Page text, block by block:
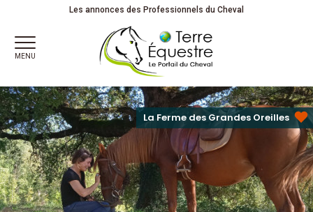
Randonnées équestresLes annonces des Professionnels du Cheval
MENU
La Ferme des Grandes Oreilles